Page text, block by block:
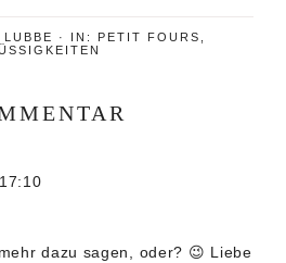
LUBBE · IN: PETIT FOURS
dazu sagen, oder? 😉 Liebe